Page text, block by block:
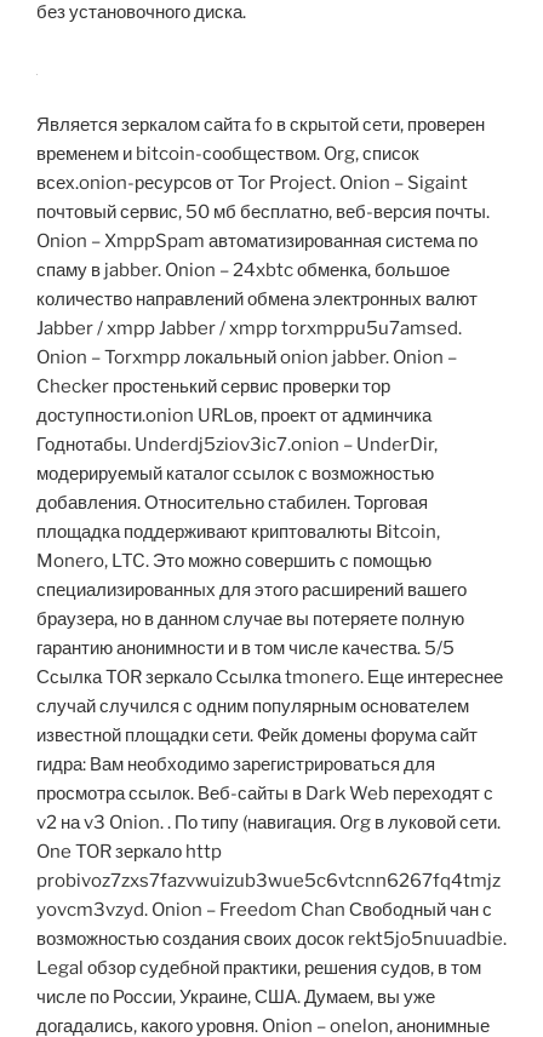
без установочного диска.
Является зеркалом сайта fo в скрытой сети, проверен
временем и bitcoin-сообществом. Org, список
всех.onion-ресурсов от Tor Project. Onion – Sigaint
почтовый сервис, 50 мб бесплатно, веб-версия почты.
Onion – XmppSpam автоматизированная система по
спаму в jabber. Onion – 24xbtc обменка, большое
количество направлений обмена электронных валют
Jabber / xmpp Jabber / xmpp torxmppu5u7amsed.
Onion – Torxmpp локальный onion jabber. Onion –
Checker простенький сервис проверки тор
доступности.onion URLов, проект от админчика
Годнотабы. Underdj5ziov3ic7.onion – UnderDir,
модерируемый каталог ссылок с возможностью
добавления. Относительно стабилен. Торговая
площадка поддерживают криптовалюты Bitcoin,
Monero, LTC. Это можно совершить с помощью
специализированных для этого расширений вашего
браузера, но в данном случае вы потеряете полную
гарантию анонимности и в том числе качества. 5/5
Ссылка TOR зеркало Ссылка tmonero. Еще интереснее
случай случился с одним популярным основателем
известной площадки сети. Фейк домены форума сайт
гидра: Вам необходимо зарегистрироваться для
просмотра ссылок. Веб-сайты в Dark Web переходят с
v2 на v3 Onion. . По типу (навигация. Org в луковой сети.
One TOR зеркало http
probivoz7zxs7fazvwuizub3wue5c6vtcnn6267fq4tmjz
yovcm3vzyd. Onion – Freedom Chan Свободный чан с
возможностью создания своих досок rekt5jo5nuuadbie.
Legal обзор судебной практики, решения судов, в том
числе по России, Украине, США. Думаем, вы уже
догадались, какого уровня. Onion – onelon, анонимные